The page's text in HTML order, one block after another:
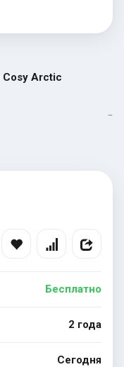
Cosy Arctic
—
Бесплатно
2 года
Сегодня